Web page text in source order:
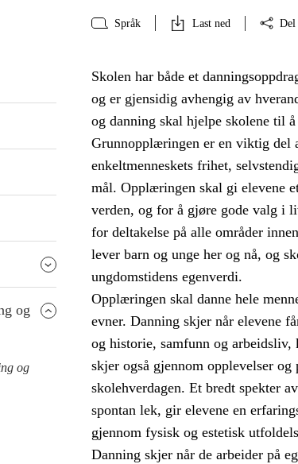
Språk Last ned Del
og
og
Skolen har både et
og er gjensidig avhengig av
og danning skal hjelpe skolene til
Grunnopplæringen er en viktig del
enkeltmenneskets frihet,
mål. Opplæringen skal gi elevene
verden, og for å gjøre gode valg i
for deltakelse på alle områder
lever barn og unge her og nå, og
ungdomstidens egenverdi.
Opplæringen skal danne hele
evner. Danning skjer når elevene
og historie, samfunn og
skjer også gjennom opplevelser
skolehverdagen. Et bredt spekter
spontan lek, gir elevene en
gjennom fysisk og estetisk
Danning skjer når de arbeider på